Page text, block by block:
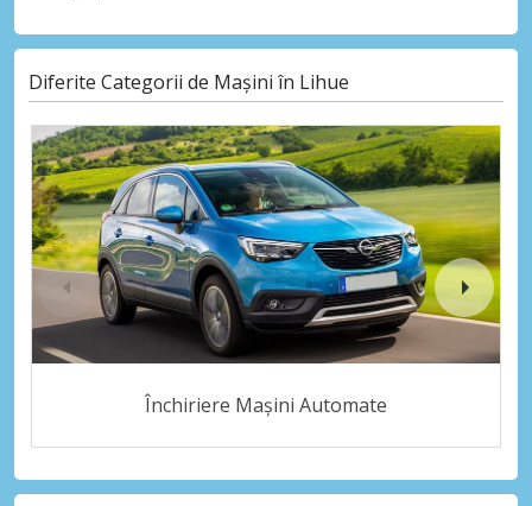
Diferite Categorii de Mașini în Lihue
Închiriere Mașini Automate